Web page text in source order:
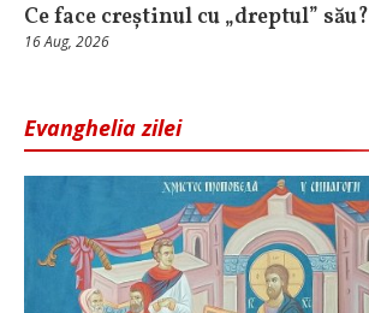
Ce face creștinul cu „dreptul” său?
16 Aug, 2026
Evanghelia zilei